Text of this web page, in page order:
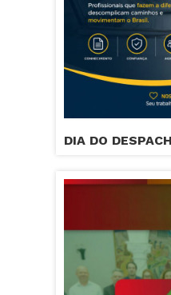
DIA DO